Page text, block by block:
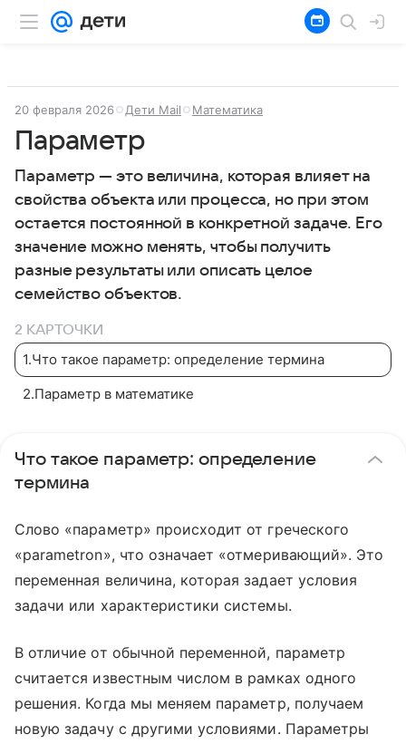
20 февраля 2026 Дети Mail Математика
Параметр
Параметр — это величина, которая влияет на
свойства объекта или процесса, но при этом
остается постоянной в конкретной задаче. Его
значение можно менять, чтобы получить
разные результаты или описать целое
семейство объектов.
2 КАРТОЧКИ
1.Что такое параметр: определение термина
2.Параметр в математике
Что такое параметр: определение
термина
Слово «параметр» происходит от греческого
«parametron», что означает «отмеривающий». Это
переменная величина, которая задает условия
задачи или характеристики системы.
В отличие от обычной переменной, параметр
считается известным числом в рамках одного
решения. Когда мы меняем параметр, получаем
новую задачу с другими условиями. Параметры